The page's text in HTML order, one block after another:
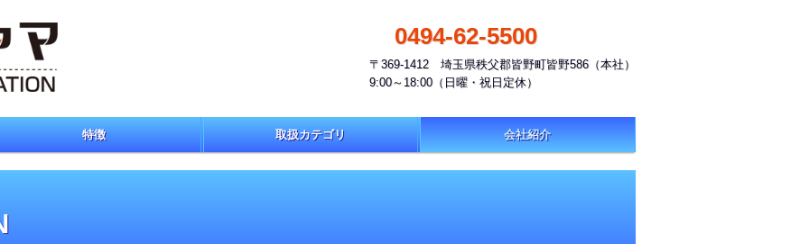
0494-62-5500
〒369-1412 埼玉県秩父郡皆野町皆野586（本社）
9:00～18:00（日曜・祝日定休）
特徴 取扱カテゴリ 会社紹介